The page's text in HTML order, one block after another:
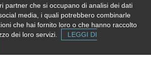
oppure foto
questa pagina non è corretta, aggiornata
una nota
partner che si occupano di analisi dei dati
media, i quali potrebbero combinarle
che hai fornito loro o che hanno raccolto
dei loro servizi.
LEGGI DI